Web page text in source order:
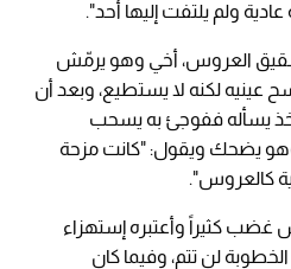
ولم يلتفت إليها أحد".
العروس، أخي وهو يرمّش
عينيه لكنه لا يستطيع، وبعد أن
يسأله ففوجئ به يسحب
يضحك ويقول: "كانت مزحة
كالعروس".
كثيراً وأعتبره إستهزاء
لن تتم، وفيما كان